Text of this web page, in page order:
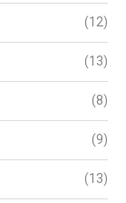
(12)
(13)
(8)
(9)
(13)